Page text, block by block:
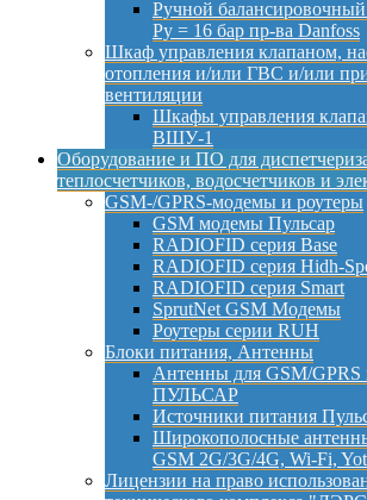
Ручной
Py = 16 бар пр-ва Danfoss
Шкаф управления клапаном,
отопления и/или ГВС и/или
вентиляции
Шкафы управления
ВШУ-1
Оборудование и ПО для
теплосчетчиков, водосчетчиков и
GSM-/GPRS-модемы и роутеры
GSM модемы Пульсар
RADIOFID серия Base
RADIOFID серия Hidh-
RADIOFID серия Smart
SprutNet GSM Модемы
Роутеры серии RUH
Блоки питания, Антенны
Антенны для GSM/
ПУЛЬСАР
Источники питания
Широкополосные
GSM 2G/3G/4G, Wi-Fi,
Лицензии на право